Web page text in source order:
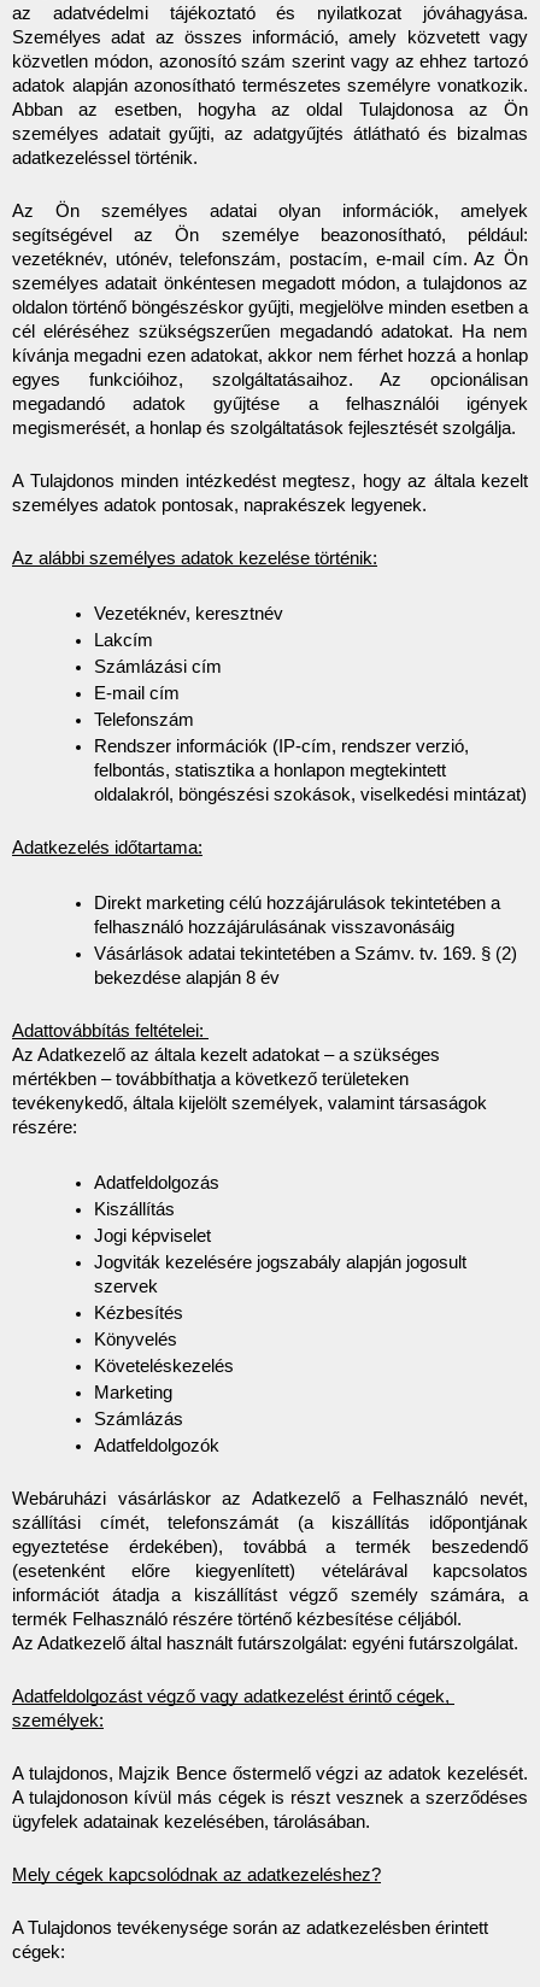
az adatvédelmi tájékoztató és nyilatkozat jóváhagyása.
Személyes adat az összes információ, amely közvetett vagy
közvetlen módon, azonosító szám szerint vagy az ehhez tartozó
adatok alapján azonosítható természetes személyre vonatkozik.
Abban az esetben, hogyha az oldal Tulajdonosa az Ön
személyes adatait gyűjti, az adatgyűjtés átlátható és bizalmas
adatkezeléssel történik.
Az Ön személyes adatai olyan információk, amelyek
segítségével az Ön személye beazonosítható, például:
vezetéknév, utónév, telefonszám, postacím, e-mail cím. Az Ön
személyes adatait önkéntesen megadott módon, a tulajdonos az
oldalon történő böngészéskor gyűjti, megjelölve minden esetben a
cél eléréséhez szükségszerűen megadandó adatokat. Ha nem
kívánja megadni ezen adatokat, akkor nem férhet hozzá a honlap
egyes funkcióihoz, szolgáltatásaihoz. Az opcionálisan
megadandó adatok gyűjtése a felhasználói igények
megismerését, a honlap és szolgáltatások fejlesztését szolgálja.
A Tulajdonos minden intézkedést megtesz, hogy az általa kezelt
személyes adatok pontosak, naprakészek legyenek.
Az alábbi személyes adatok kezelése történik:
Vezetéknév, keresztnév
Lakcím
Számlázási cím
E-mail cím
Telefonszám
Rendszer információk (IP-cím, rendszer verzió,
felbontás, statisztika a honlapon megtekintett
oldalakról, böngészési szokások, viselkedési mintázat)
Adatkezelés időtartama:
Direkt marketing célú hozzájárulások tekintetében a
felhasználó hozzájárulásának visszavonásáig
Vásárlások adatai tekintetében a Számv. tv. 169. § (2)
bekezdése alapján 8 év
Adattovábbítás feltételei:
Az Adatkezelő az általa kezelt adatokat – a szükséges
mértékben – továbbíthatja a következő területeken
tevékenykedő, általa kijelölt személyek, valamint társaságok
részére:
Adatfeldolgozás
Kiszállítás
Jogi képviselet
Jogviták kezelésére jogszabály alapján jogosult
szervek
Kézbesítés
Könyvelés
Követeléskezelés
Marketing
Számlázás
Adatfeldolgozók
Webáruházi vásárláskor az Adatkezelő a Felhasználó nevét,
szállítási címét, telefonszámát (a kiszállítás időpontjának
egyeztetése érdekében), továbbá a termék beszedendő
(esetenként előre kiegyenlített) vételárával kapcsolatos
információt átadja a kiszállítást végző személy számára, a
termék Felhasználó részére történő kézbesítése céljából.
Az Adatkezelő által használt futárszolgálat: egyéni futárszolgálat.
Adatfeldolgozást végző vagy adatkezelést érintő cégek,
személyek:
A tulajdonos, Majzik Bence őstermelő végzi az adatok kezelését.
A tulajdonoson kívül más cégek is részt vesznek a szerződéses
ügyfelek adatainak kezelésében, tárolásában.
Mely cégek kapcsolódnak az adatkezeléshez?
A Tulajdonos tevékenysége során az adatkezelésben érintett
cégek: